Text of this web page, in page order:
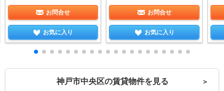
お問合せ
お気に入り
お問合せ
お気に入り
神戸市中央区の賃貸物件を見る ＞